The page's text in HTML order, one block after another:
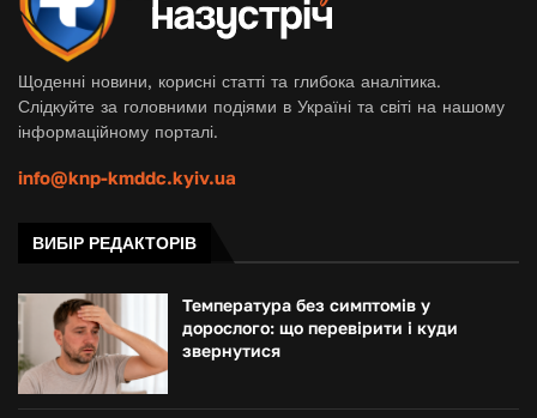
Щоденні новини, корисні статті та глибока аналітика.
Слідкуйте за головними подіями в Україні та світі на нашому
інформаційному порталі.
info@knp-kmddc.kyiv.ua
ВИБІР РЕДАКТОРІВ
Температура без симптомів у
дорослого: що перевірити і куди
звернутися